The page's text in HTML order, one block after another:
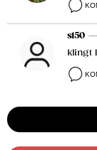
s150 —
klingt